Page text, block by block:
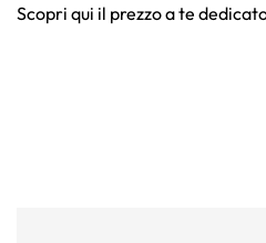
Scopri qui il prezzo a te